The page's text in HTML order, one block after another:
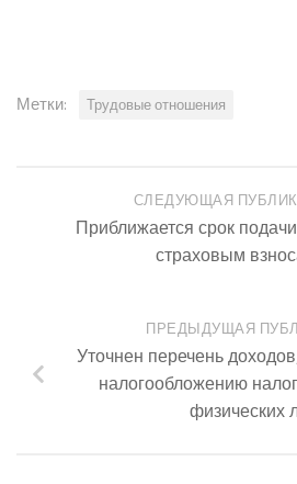
Метки: Трудовые отношения
СЛЕДУЮЩАЯ
Приближается срок
страховым
ПРЕДЫДУЩАЯ
Уточнен перечень
налогообложению
физических